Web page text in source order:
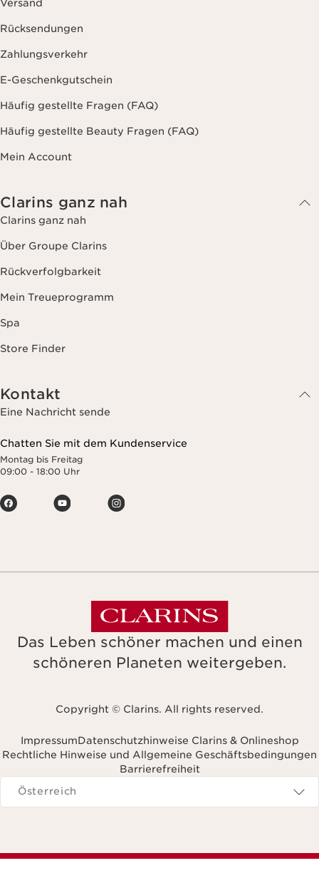
Versand
Rücksendungen
Zahlungsverkehr
E-Geschenkgutschein
Häufig gestellte Fragen (FAQ)
Häufig gestellte Beauty Fragen (FAQ)
Mein Account
Clarins ganz nah
Clarins ganz nah
Über Groupe Clarins
Rückverfolgbarkeit
Mein Treueprogramm
Spa
Store Finder
Kontakt
Eine Nachricht sende
Chatten Sie mit dem Kundenservice
Montag bis Freitag
09:00 - 18:00 Uhr
Das Leben schöner machen und einen
schöneren Planeten weitergeben.
Copyright © Clarins. All rights reserved.
ImpressumDatenschutzhinweise Clarins & Onlineshop
Rechtliche Hinweise und Allgemeine Geschäftsbedingungen
Barrierefreiheit
Navigieren zu
Österreich